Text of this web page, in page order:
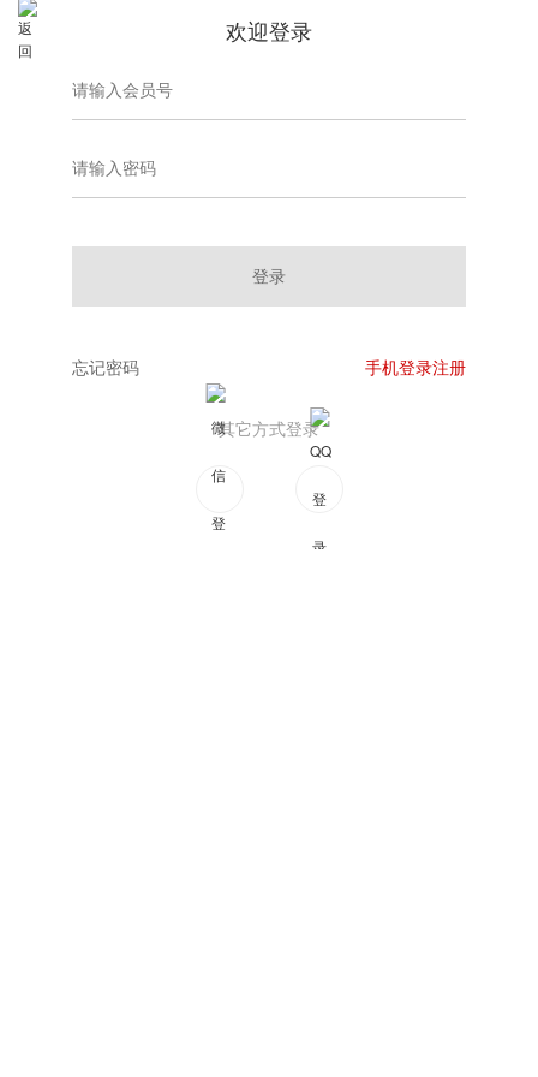
欢迎登录
登录
忘记密码 手机登录注册
其它方式登录